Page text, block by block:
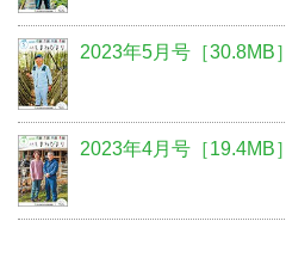
2023年5月号［30.8MB］
2023年4月号［19.4MB］